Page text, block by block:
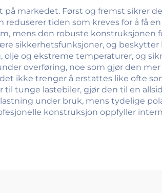
markedet. Først og fremst sikrer
tiden som kreves for å få
mens den robuste konstruksjonen
sikkerhetsfunksjoner, og
og ekstreme temperaturer, og
overføring, noe som gjør den
ikke trenger å erstattes like ofte
tunge lastebiler, gjør den til en
under bruk, mens tydelige
konstruksjon oppfyller